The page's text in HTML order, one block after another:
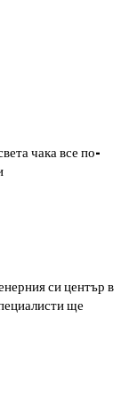
чака все по-
си център в
ще